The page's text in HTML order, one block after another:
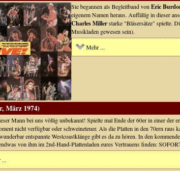
Sie begannen als Begleitband von Eric
eigenem Namen heraus. Auffällig in dieser
Charles Millerstarke "Bläsersätze" spielte.
Musikladen gewesen sein).
Mehr ...
März 1974)
Mann bei uns völlig unbekannt! Spielte mal Ende der 60er in einer der
nicht verfügbar oder schweineteuer. Als die Platten in den 70ern
entspannte Westcoastklänge gibt es da zu hören. In den
von ihm im 2nd-Hand-Plattenladen eures Vertrauens finden:
...